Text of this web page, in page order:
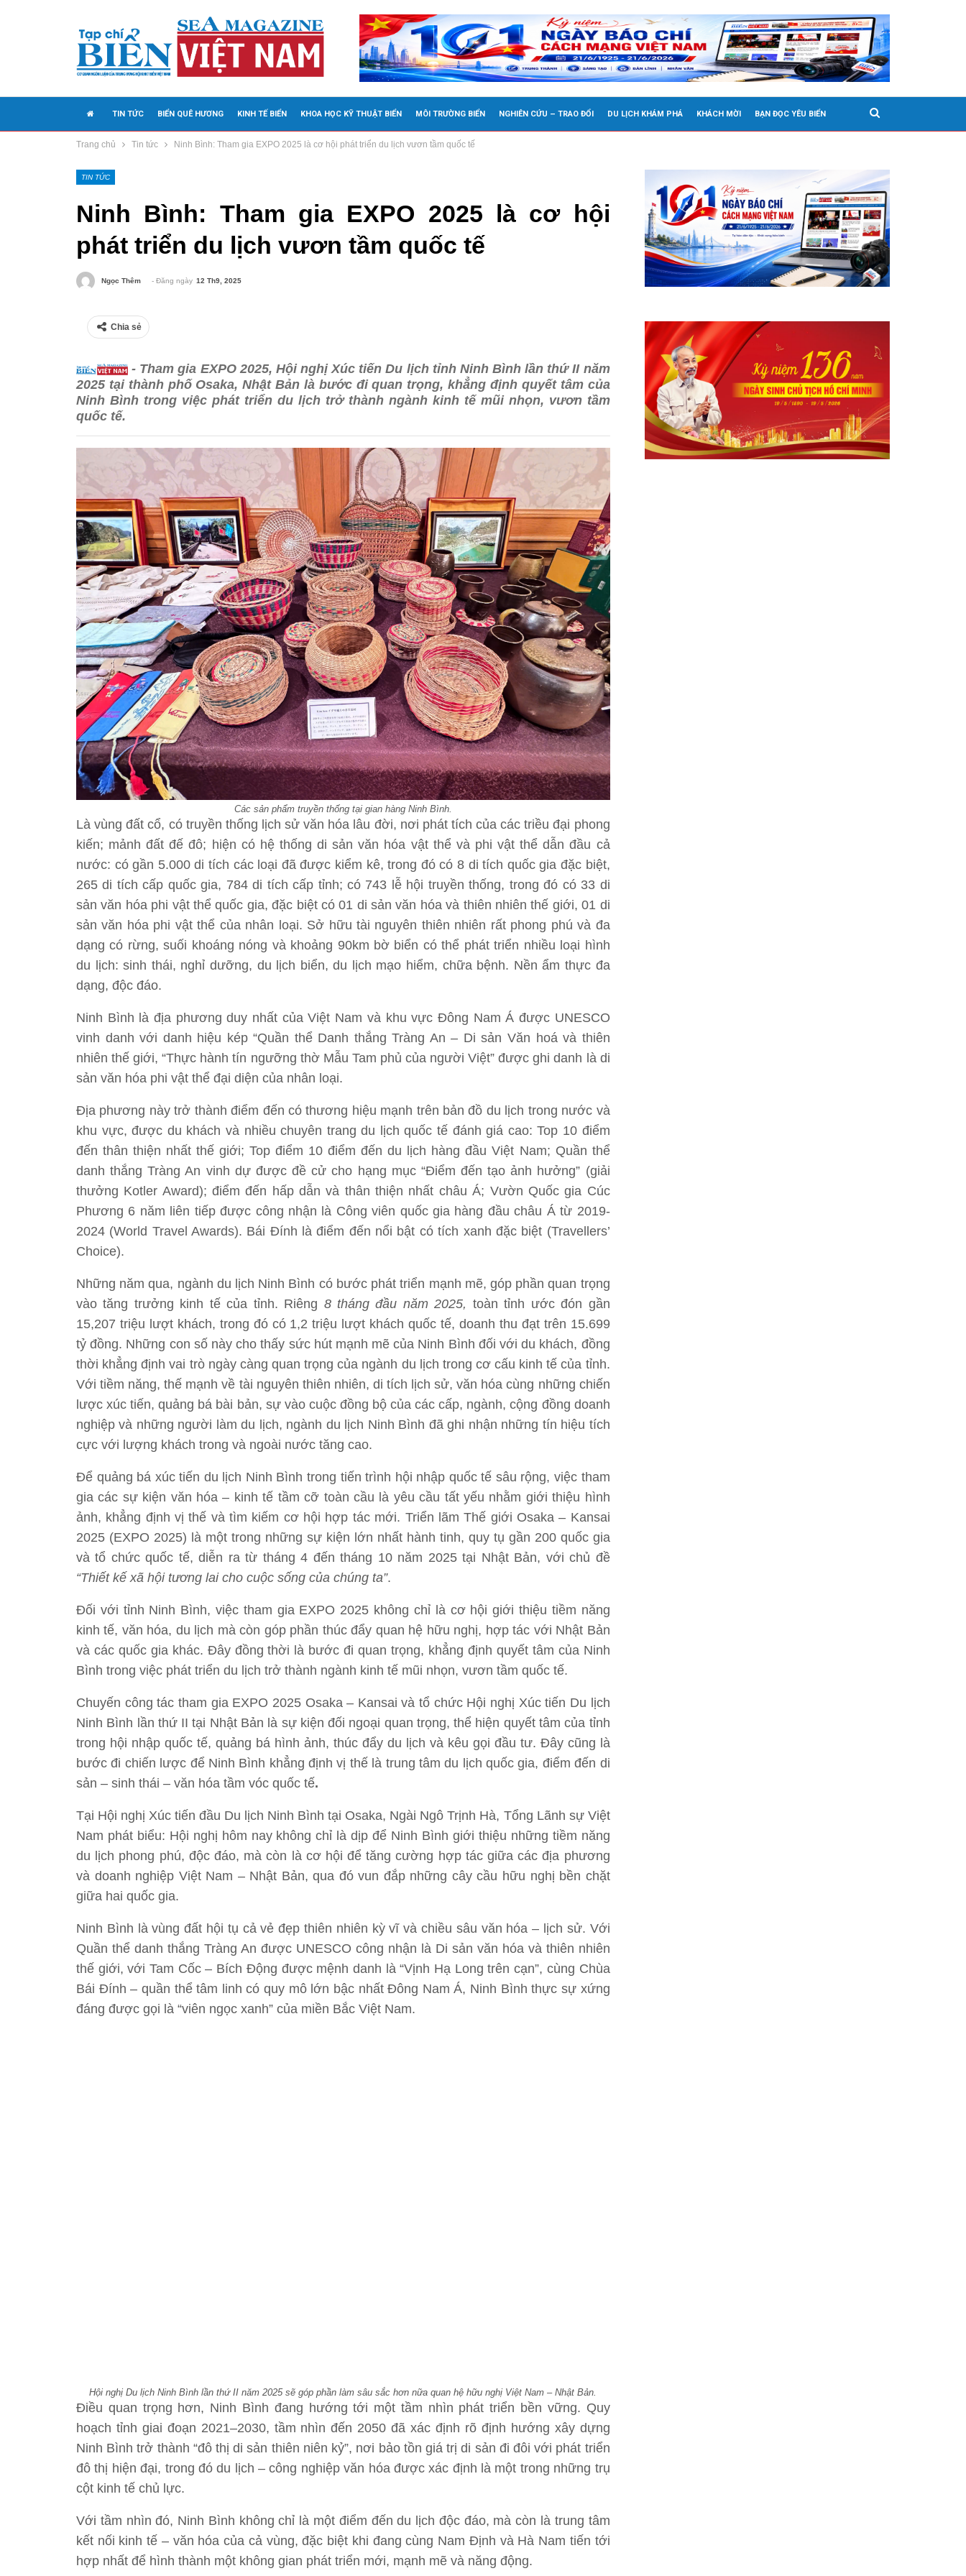
TIN TỨC BIỂN QUÊ HƯƠNG KINH TẾ BIỂN KHOA HỌC KỸ THUẬT BIỂN MÔI TRƯỜNG BIỂN NGHIÊN CỨU – TRAO ĐỔI DU LỊCH KHÁM PHÁ KHÁCH MỜI BẠN ĐỌC YÊU BIỂN
MEDIA
Trang chủ Tin tức Ninh Bình: Tham gia EXPO 2025 là cơ hội phát triển du lịch vươn tầm quốc tế
TIN TỨC
Ninh Bình: Tham gia EXPO 2025 là cơ hội
phát triển du lịch vươn tầm quốc tế
Ngọc Thêm - Đăng ngày 12 Th9, 2025
Chia sẻ
- Tham gia EXPO 2025, Hội nghị Xúc tiến Du lịch tỉnh Ninh Bình lần thứ II năm
2025 tại thành phố Osaka, Nhật Bản là bước đi quan trọng, khẳng định quyết tâm của
Ninh Bình trong việc phát triển du lịch trở thành ngành kinh tế mũi nhọn, vươn tầm
quốc tế.
Các sản phẩm truyền thống tại gian hàng Ninh Bình.
Là vùng đất cổ, có truyền thống lịch sử văn hóa lâu đời, nơi phát tích của các triều đại phong
kiến; mảnh đất đế đô; hiện có hệ thống di sản văn hóa vật thể và phi vật thể dẫn đầu cả
nước: có gần 5.000 di tích các loại đã được kiểm kê, trong đó có 8 di tích quốc gia đặc biệt,
265 di tích cấp quốc gia, 784 di tích cấp tỉnh; có 743 lễ hội truyền thống, trong đó có 33 di
sản văn hóa phi vật thể quốc gia, đặc biệt có 01 di sản văn hóa và thiên nhiên thế giới, 01 di
sản văn hóa phi vật thể của nhân loại. Sở hữu tài nguyên thiên nhiên rất phong phú và đa
dạng có rừng, suối khoáng nóng và khoảng 90km bờ biển có thể phát triển nhiều loại hình
du lịch: sinh thái, nghỉ dưỡng, du lịch biển, du lịch mạo hiểm, chữa bệnh. Nền ẩm thực đa
dạng, độc đáo.
Ninh Bình là địa phương duy nhất của Việt Nam và khu vực Đông Nam Á được UNESCO
vinh danh với danh hiệu kép “Quần thể Danh thắng Tràng An – Di sản Văn hoá và thiên
nhiên thế giới, “Thực hành tín ngưỡng thờ Mẫu Tam phủ của người Việt” được ghi danh là di
sản văn hóa phi vật thể đại diện của nhân loại.
Địa phương này trở thành điểm đến có thương hiệu mạnh trên bản đồ du lịch trong nước và
khu vực, được du khách và nhiều chuyên trang du lịch quốc tế đánh giá cao: Top 10 điểm
đến thân thiện nhất thế giới; Top điểm 10 điểm đến du lịch hàng đầu Việt Nam; Quần thể
danh thắng Tràng An vinh dự được đề cử cho hạng mục “Điểm đến tạo ảnh hưởng” (giải
thưởng Kotler Award); điểm đến hấp dẫn và thân thiện nhất châu Á; Vườn Quốc gia Cúc
Phương 6 năm liên tiếp được công nhận là Công viên quốc gia hàng đầu châu Á từ 2019-
2024 (World Travel Awards). Bái Đính là điểm đến nổi bật có tích xanh đặc biệt (Travellers’
Choice).
Những năm qua, ngành du lịch Ninh Bình có bước phát triển mạnh mẽ, góp phần quan trọng
vào tăng trưởng kinh tế của tỉnh. Riêng 8 tháng đầu năm 2025, toàn tỉnh ước đón gần
15,207 triệu lượt khách, trong đó có 1,2 triệu lượt khách quốc tế, doanh thu đạt trên 15.699
tỷ đồng. Những con số này cho thấy sức hút mạnh mẽ của Ninh Bình đối với du khách, đồng
thời khẳng định vai trò ngày càng quan trọng của ngành du lịch trong cơ cấu kinh tế của tỉnh.
Với tiềm năng, thế mạnh về tài nguyên thiên nhiên, di tích lịch sử, văn hóa cùng những chiến
lược xúc tiến, quảng bá bài bản, sự vào cuộc đồng bộ của các cấp, ngành, cộng đồng doanh
nghiệp và những người làm du lịch, ngành du lịch Ninh Bình đã ghi nhận những tín hiệu tích
cực với lượng khách trong và ngoài nước tăng cao.
Để quảng bá xúc tiến du lịch Ninh Bình trong tiến trình hội nhập quốc tế sâu rộng, việc tham
gia các sự kiện văn hóa – kinh tế tầm cỡ toàn cầu là yêu cầu tất yếu nhằm giới thiệu hình
ảnh, khẳng định vị thế và tìm kiếm cơ hội hợp tác mới. Triển lãm Thế giới Osaka – Kansai
2025 (EXPO 2025) là một trong những sự kiện lớn nhất hành tinh, quy tụ gần 200 quốc gia
và tổ chức quốc tế, diễn ra từ tháng 4 đến tháng 10 năm 2025 tại Nhật Bản, với chủ đề
“Thiết kế xã hội tương lai cho cuộc sống của chúng ta”.
Đối với tỉnh Ninh Bình, việc tham gia EXPO 2025 không chỉ là cơ hội giới thiệu tiềm năng
kinh tế, văn hóa, du lịch mà còn góp phần thúc đẩy quan hệ hữu nghị, hợp tác với Nhật Bản
và các quốc gia khác. Đây đồng thời là bước đi quan trọng, khẳng định quyết tâm của Ninh
Bình trong việc phát triển du lịch trở thành ngành kinh tế mũi nhọn, vươn tầm quốc tế.
Chuyến công tác tham gia EXPO 2025 Osaka – Kansai và tổ chức Hội nghị Xúc tiến Du lịch
Ninh Bình lần thứ II tại Nhật Bản là sự kiện đối ngoại quan trọng, thể hiện quyết tâm của tỉnh
trong hội nhập quốc tế, quảng bá hình ảnh, thúc đẩy du lịch và kêu gọi đầu tư. Đây cũng là
bước đi chiến lược để Ninh Bình khẳng định vị thế là trung tâm du lịch quốc gia, điểm đến di
sản – sinh thái – văn hóa tầm vóc quốc tế.
Tại Hội nghị Xúc tiến đầu Du lịch Ninh Bình tại Osaka, Ngài Ngô Trịnh Hà, Tổng Lãnh sự Việt
Nam phát biểu: Hội nghị hôm nay không chỉ là dịp để Ninh Bình giới thiệu những tiềm năng
du lịch phong phú, độc đáo, mà còn là cơ hội để tăng cường hợp tác giữa các địa phương
và doanh nghiệp Việt Nam – Nhật Bản, qua đó vun đắp những cây cầu hữu nghị bền chặt
giữa hai quốc gia.
Ninh Bình là vùng đất hội tụ cả vẻ đẹp thiên nhiên kỳ vĩ và chiều sâu văn hóa – lịch sử. Với
Quần thể danh thắng Tràng An được UNESCO công nhận là Di sản văn hóa và thiên nhiên
thế giới, với Tam Cốc – Bích Động được mệnh danh là “Vịnh Hạ Long trên cạn”, cùng Chùa
Bái Đính – quần thể tâm linh có quy mô lớn bậc nhất Đông Nam Á, Ninh Bình thực sự xứng
đáng được gọi là “viên ngọc xanh” của miền Bắc Việt Nam.
Hội nghị Du lịch Ninh Bình lần thứ II năm 2025 sẽ góp phần làm sâu sắc hơn nữa quan hệ hữu nghị Việt Nam – Nhật Bản.
Điều quan trọng hơn, Ninh Bình đang hướng tới một tầm nhìn phát triển bền vững. Quy
hoạch tỉnh giai đoạn 2021–2030, tầm nhìn đến 2050 đã xác định rõ định hướng xây dựng
Ninh Bình trở thành “đô thị di sản thiên niên kỷ”, nơi bảo tồn giá trị di sản đi đôi với phát triển
đô thị hiện đại, trong đó du lịch – công nghiệp văn hóa được xác định là một trong những trụ
cột kinh tế chủ lực.
Với tầm nhìn đó, Ninh Bình không chỉ là một điểm đến du lịch độc đáo, mà còn là trung tâm
kết nối kinh tế – văn hóa của cả vùng, đặc biệt khi đang cùng Nam Định và Hà Nam tiến tới
hợp nhất để hình thành một không gian phát triển mới, mạnh mẽ và năng động.